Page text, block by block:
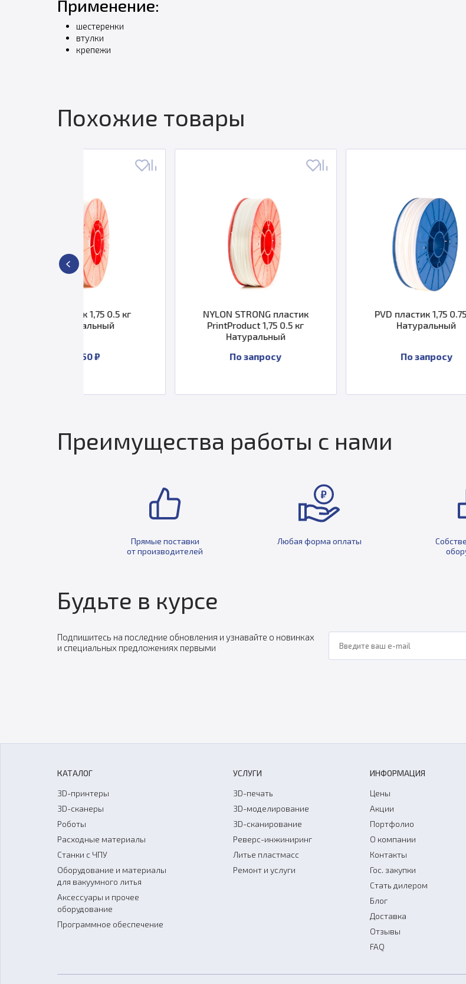
Применение:
шестеренки
втулки
крепежи
Похожие товары
NYLON STRONG пластик
PrintProduct 1,75 0.5 кг
PVD пластик 1,75 0.75 кг
Преимущества работы с нами
Прямые поставки
от производителей
Любая форма оплаты
Будьте в курсе
Подпишитесь на последние обновления и узнавайте о новинках
и специальных предложениях первыми
КАТАЛОГ
3D-принтеры
3D-сканеры
Роботы
Расходные материалы
Станки с ЧПУ
Оборудование и материалы
для вакуумного литья
Аксессуары и прочее
оборудование
Программное обеспечение
УСЛУГИ
3D-печать
3D-моделирование
3D-сканирование
Реверс-инжиниринг
Литье пластмасс
Ремонт и услуги
ИНФОРМАЦИЯ
Цены
Акции
Портфолио
О компании
Контакты
Гос. закупки
Стать дилером
Блог
Доставка
Отзывы
FAQ